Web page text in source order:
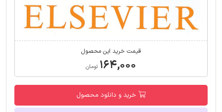
قیمت خرید این محصول
۱۶۴,۰۰۰ تومان
خرید و دانلود محصول